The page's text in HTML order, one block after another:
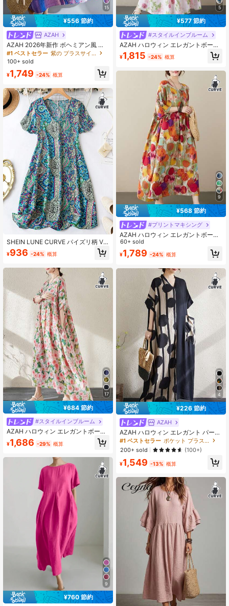
15
¥556 節約
AZAH
AZAH 2026年新作 ボヘミアン風 レ
ディース 夏用 プリント マキシワン
ピース ラウンドネック バットウィン
バカンス ビーチドレス ゆったり エ
レガント
#1 ベストセラー
紫の プラスサイズのドレス
100+ sold
¥1,749 -24% 概算
SHEIN LUNE CURVE パイズリ柄 V
ネックワンピース 夏物
¥936 -24% 概算
17
¥684 節約
#スタイルインブルーム
AZAH ハロウィン エレガントボール
ボヘミアンスタイル カジュアルバケ
ーション エレガントママスタイル デ
ーズフィットドレス、カジュアルプ
リント薄手ルーズフィットデイリー
ウェアに適しています
¥1,686 -29% 概算
9
¥760 節約
5
¥577 節約
#スタイルインブルーム
AZAH ハロウィン エレガントボール
プラスサイズ フローラル ロングドレ
ス、ラウンドネック バットウィング
ドレス ポケット付き、エレガント サ
¥1,815 -24% 概算
9
¥568 節約
#プリントマキシング
AZAH ハロウィン エレガントボール
ボヘミアンスタイル プラスサイズ カ
ジュアル バケーション ビーチドレ
ス、水玉柄ドレス、夏 フェイク燕尾
トスリーブドレス
60+ sold
¥1,789 -24% 概算
4
¥226 節約
AZAH
AZAH ハロウィン エレガント パーテ
ィー レディース ポルカドット ドレ
ス プラスサイズ ボヘミアン カジュ
アル バケーションドレス、夏 レディ
ース プラスサイズ Vネック 半袖 コン
トラストカラー ルーズ ストライプ
#1 ベストセラー
ポケット プラスサイズのドレス
200+ sold
(100+)
¥1,549 -13% 概算